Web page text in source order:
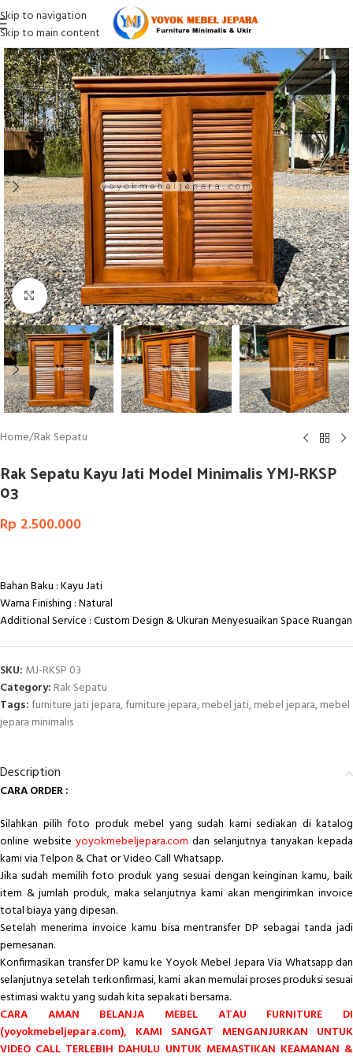
Skip to navigation
Skip to main content
Click to enlarge
Home/Rak Sepatu
Rak Sepatu Kayu Jati Model Minimalis YMJ-RKSP
03
Rp 2.500.000
Bahan Baku : Kayu Jati
Warna Finishing : Natural
Additional Service : Custom Design & Ukuran Menyesuaikan Space Ruangan
SKU: MJ-RKSP 03
Category: Rak Sepatu
Tags:furniture jati jepara,furniture jepara,mebel jati,mebel jepara,mebel
jepara minimalis
Description
CARA ORDER :
Silahkan pilih foto produk mebel yang sudah kami sediakan di katalog
online website yoyokmebeljepara.com dan selanjutnya tanyakan kepada
kami via Telpon & Chat or Video Call Whatsapp.
Jika sudah memilih foto produk yang sesuai dengan keinginan kamu, baik
item & jumlah produk, maka selanjutnya kami akan mengirimkan invoice
total biaya yang dipesan.
Setelah menerima invoice kamu bisa mentransfer DP sebagai tanda jadi
pemesanan.
Konfirmasikan transfer DP kamu ke Yoyok Mebel Jepara Via Whatsapp dan
selanjutnya setelah terkonfirmasi, kami akan memulai proses produksi sesuai
estimasi waktu yang sudah kita sepakati bersama.
CARA AMAN BELANJA MEBEL ATAU FURNITURE DI
(yoyokmebeljepara.com), KAMI SANGAT MENGANJURKAN UNTUK
VIDEO CALL TERLEBIH DAHULU UNTUK MEMASTIKAN KEAMANAN &